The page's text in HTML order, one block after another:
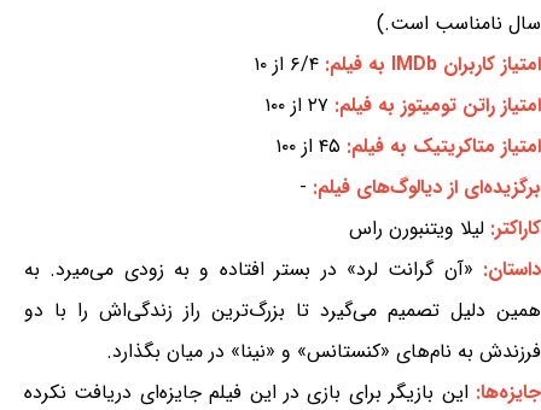
سال نامناسب است.)
امتیاز کاربران IMDb به فیلم:
۶/۴ از ۱۰
امتیاز راتن تومیتوز به فیلم: ۲۷ از ۱۰۰
امتیاز متاکریتیک به فیلم: ۴۵ از ۱۰۰
برگزیده‌ای از دیالوگ‌های فیلم: -
کاراکتر: لیلا ویتنبورن راس
داستان: «آن گرانت لرد» در بستر افتاده و به زودی می‌میرد. به
همین دلیل تصمیم می‌گیرد تا بزرگ‌ترین راز زندگی‌اش را با دو
فرزندش به نام‌های «کنستانس» و «نینا» در میان بگذارد.
جایزه‌ها:این بازیگر برای بازی در این فیلم جایزه‌ای دریافت نکرده